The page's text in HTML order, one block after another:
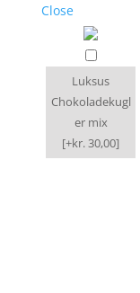
Close
Luksus
Chokoladekugl
er mix
[+kr. 30,00]